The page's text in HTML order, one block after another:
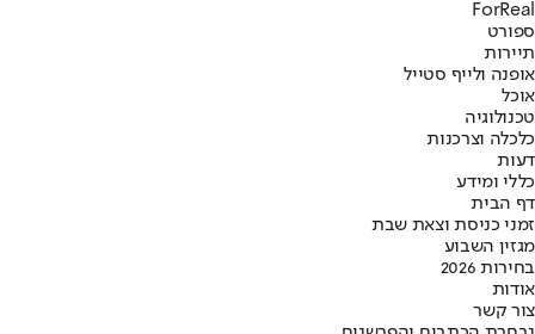
ForReal
ספורט
תיירות
אופנה ולייף סטייל
אוכל
טכנולוגיה
כלכלה וצרכנות
דעות
כללי ומידע
דף הבית
זמני כניסת וצאת שבת
מגזין השבוע
בחירות 2026
אודות
צור קשר